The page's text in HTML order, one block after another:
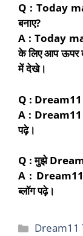
Q : Today
बनाए?
A : Today
के लिए आप
में देखे।
Q :
A :
पढ़े।
Q :मुझे
A : Dream
ब्लॉग पढ़े।
Dream11